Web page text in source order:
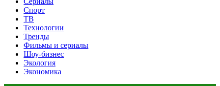
Спорт
ТВ
Технологии
Тренды
Фильмы и сериалы
Шоу-бизнес
Экология
Экономика